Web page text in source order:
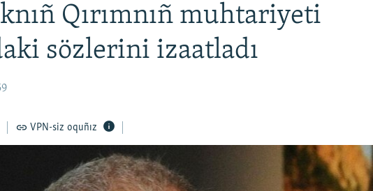
Qırımnıñ muhtariyeti
sözlerini izaatladı
VPN-siz oquñız